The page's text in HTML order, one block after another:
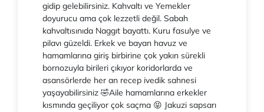
gidip gelebilirsiniz. Kahvaltı ve Yemekler
doyurucu ama çok lezzetli değil. Sabah
kahvaltısınıda Naggıt bayattı. Kuru fasulye ve
pilavı güzeldi. Erkek ve bayan havuz ve
hamamlarına giriş birbirine çok yakın sürekli
bornozuyla birileri çıkıyor koridorlarda ve
asansörlerde her an recep ivedik sahnesi
yaşayabilirsiniz 🤣Aile hamamlarına erkekler
kısmında geçiliyor çok saçma 😝 Jakuzi sapsarı